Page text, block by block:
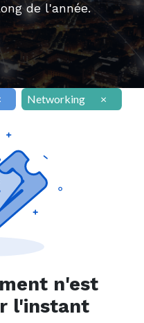
de l'année.
Networking ×
n'est
l'instant